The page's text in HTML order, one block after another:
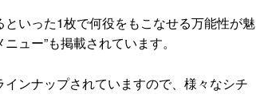
いった1枚で何役をもこなせる万能性が魅
ュー”も掲載されています。
ンナップされていますので、様々なシチ